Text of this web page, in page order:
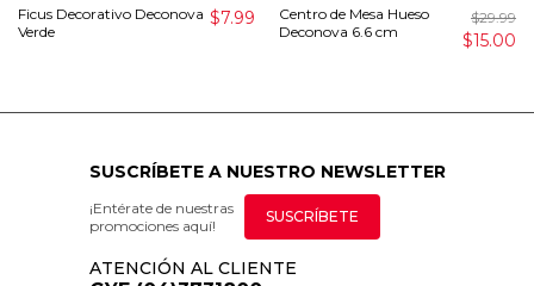
Ficus Decorativo Deconova
Verde
$7.99
Centro de Mesa Hueso
Deconova 6.6 cm
$29.99
$15.00
SUSCRÍBETE A NUESTRO NEWSLETTER
¡Entérate de nuestras
promociones aquí!
SUSCRÍBETE
ATENCIÓN AL CLIENTE